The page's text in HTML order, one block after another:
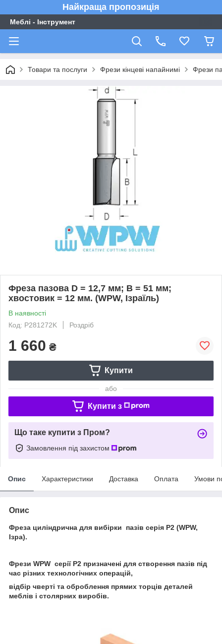
Найкраща пропозиція
Меблі - Інструмент
Товари та послуги Фрези кінцеві напайнимі Фрези
Фреза пазова D = 12,7 мм; В = 51 мм;
хвостовик = 12 мм. (WPW, Ізраїль)
В наявності
Код: P281272K
Роздріб
1 660 ₴
Купити
або
Купити з
Що таке купити з Пром?
Замовлення під захистом
Опис Характеристики Доставка Оплата Умови
Опис
Фреза циліндрична для вибірки пазів серія Р2 (WPW,
Ізра).
Фрези WPW серії P2 призначені для створення пазів під
час різних технологічних операцій,
відбір чверті та оброблення прямих торців деталей
меблів і столярних виробів.